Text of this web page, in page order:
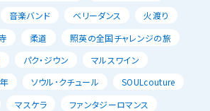
音楽バンド ベリーダンス
火渡り
柔道
照英の全国チャレンジの旅
パク・ジウン
マルスワイン
ソウル･クチュール
SOULcouture
マスケラ
ファンタジーロマンス